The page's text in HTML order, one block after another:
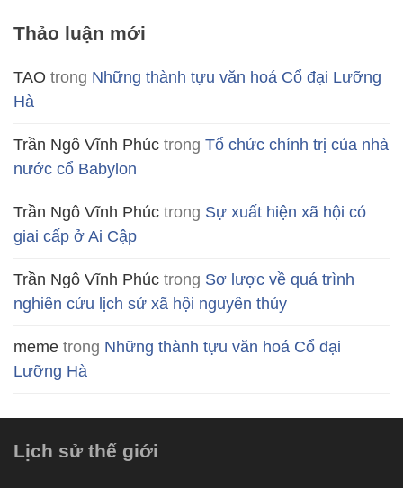
Thảo luận mới
TAO trong Những thành tựu văn hoá Cổ đại Lưỡng
Hà
Trần Ngô Vĩnh Phúc trong Tổ chức chính trị của nhà
nước cổ Babylon
Trần Ngô Vĩnh Phúc trong Sự xuất hiện xã hội có
giai cấp ở Ai Cập
Trần Ngô Vĩnh Phúc trong Sơ lược về quá trình
nghiên cứu lịch sử xã hội nguyên thủy
meme trong Những thành tựu văn hoá Cổ đại
Lưỡng Hà
Lịch sử thế giới